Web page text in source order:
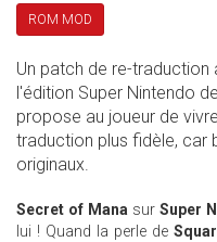
ROM MOD
Un patch de re-
l'édition Super Nintendo
propose au joueur de
traduction plus fidèle, car
originaux.
Secret of Mana sur Super
lui ! Quand la perle de